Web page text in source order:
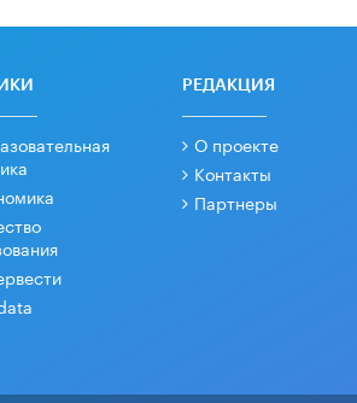
РЕДАКЦИЯ
О проекте
Контакты
Партнеры